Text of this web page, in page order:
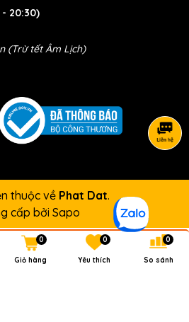
- 20:30)
(Trừ tết Âm Lịch)
thuộc về Phat Dat.
cấp bởi Sapo
Giỏ hàng
0
Yêu thích
0
So sánh
0